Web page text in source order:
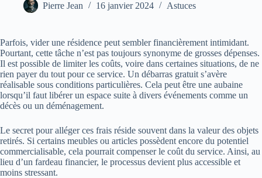
Pierre Jean 16 janvier 2024 Astuces
Parfois, vider une résidence peut sembler financièrement intimidant.
Pourtant, cette tâche n’est pas toujours synonyme de grosses dépenses.
Il est possible de limiter les coûts, voire dans certaines situations, de ne
rien payer du tout pour ce service. Un débarras gratuit s’avère
réalisable sous conditions particulières. Cela peut être une aubaine
lorsqu’il faut libérer un espace suite à divers événements comme un
décès ou un déménagement.
Le secret pour alléger ces frais réside souvent dans la valeur des objets
retirés. Si certains meubles ou articles possèdent encore du potentiel
commercialisable, cela pourrait compenser le coût du service. Ainsi, au
lieu d’un fardeau financier, le processus devient plus accessible et
moins stressant.